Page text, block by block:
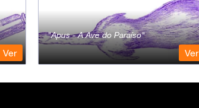
Ver
Apus - A Ave do Paraíso
Ver